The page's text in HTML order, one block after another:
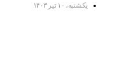
یکشنبه، ۱۰ تیر ۱۴۰۳